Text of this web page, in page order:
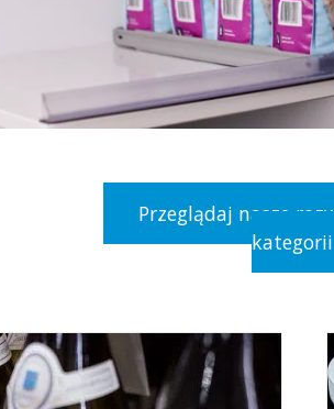
Przeglądaj nasze
kategorii